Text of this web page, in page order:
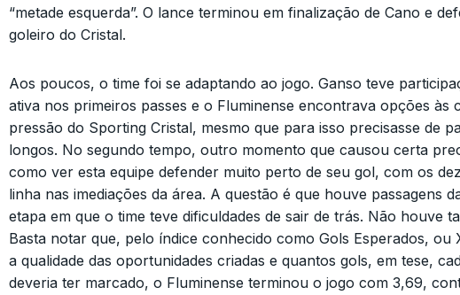
“metade esquerda”. O lance terminou em finalização de Cano e
goleiro do Cristal.
Aos poucos, o time foi se adaptando ao jogo. Ganso teve
ativa nos primeiros passes e o Fluminense encontrava opções às
pressão do Sporting Cristal, mesmo que para isso precisasse de
longos. No segundo tempo, outro momento que causou certa
como ver esta equipe defender muito perto de seu gol, com os
linha nas imediações da área. A questão é que houve passagens
etapa em que o time teve dificuldades de sair de trás. Não houve
Basta notar que, pelo índice conhecido como Gols Esperados, ou
a qualidade das oportunidades criadas e quantos gols, em tese,
deveria ter marcado, o Fluminense terminou o jogo com 3,69,